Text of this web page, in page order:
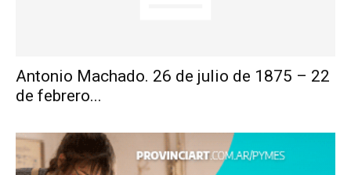
Antonio Machado. 26 de julio de 1875 – 22
de febrero...